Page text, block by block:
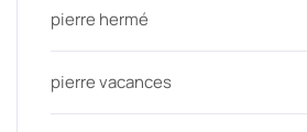
pierre hermé
pierre vacances